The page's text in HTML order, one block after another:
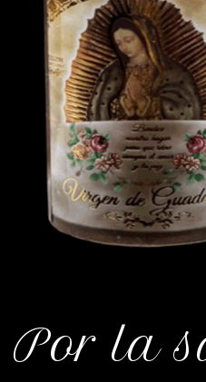
Por la